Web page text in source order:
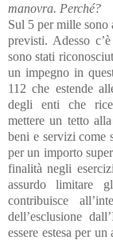
manovra. Perché?
Sul 5 per mille
previsti. Adesso
sono stati
un impegno in
112 che estende
degli enti che
mettere un tetto
beni e servizi come
per un importo
finalità negli
assurdo limitare
contribuisce
dell’esclusione
essere estesa per